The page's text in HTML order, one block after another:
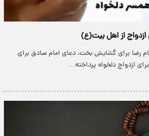
از اهل بیت(ع)
رضا برای گشایش بخت، دعای امام صادق برای
ازدواج دلخواه پرداخته…